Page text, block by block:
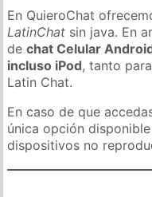
En QuieroChat
LatinChat sin java. En
dechat Celular
incluso iPod, tanto
Latin Chat.
En caso de que
única opción
dispositivos no